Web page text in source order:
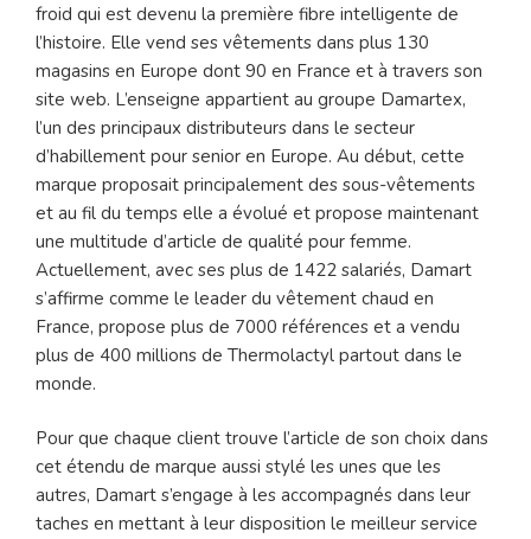
froid qui est devenu la première fibre intelligente de
l’histoire. Elle vend ses vêtements dans plus 130
magasins en Europe dont 90 en France et à travers son
site web. L’enseigne appartient au groupe Damartex,
l’un des principaux distributeurs dans le secteur
d’habillement pour senior en Europe. Au début, cette
marque proposait principalement des sous-vêtements
et au fil du temps elle a évolué et propose maintenant
une multitude d’article de qualité pour femme.
Actuellement, avec ses plus de 1422 salariés, Damart
s’affirme comme le leader du vêtement chaud en
France, propose plus de 7000 références et a vendu
plus de 400 millions de Thermolactyl partout dans le
monde.
Pour que chaque client trouve l’article de son choix dans
cet étendu de marque aussi stylé les unes que les
autres, Damart s’engage à les accompagnés dans leur
taches en mettant à leur disposition le meilleur service